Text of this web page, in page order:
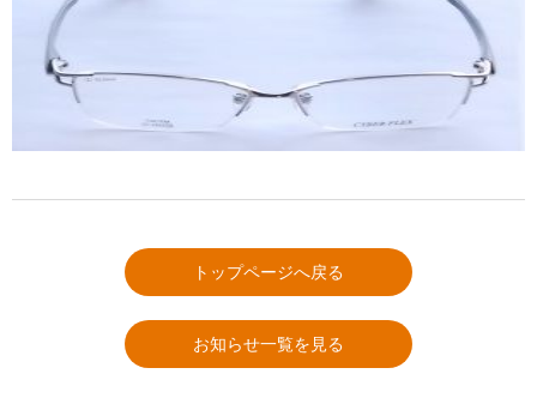
トップページへ戻る
お知らせ一覧を見る